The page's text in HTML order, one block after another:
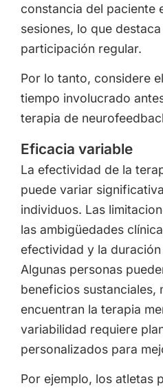
constancia del paciente
sesiones, lo que
participación regular.
Por lo tanto, considere
tiempo involucrado
terapia de
Eficacia variable
La efectividad de la
puede variar
individuos. Las
las ambigüedades
efectividad y la
Algunas personas
beneficios sustanciales,
encuentran la terapia
variabilidad requiere
personalizados para
Por ejemplo, los atletas